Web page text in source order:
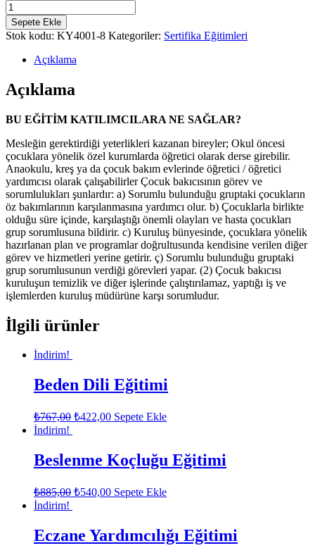
Sepete Ekle
Stok kodu: KY4001-8 Kategoriler: Sertifika Eğitimleri
Açıklama
Açıklama
BU EĞİTİM KATILIMCILARA NE SAĞLAR?
Mesleğin gerektirdiği yeterlikleri kazanan bireyler; Okul öncesi
çocuklara yönelik özel kurumlarda öğretici olarak derse girebilir.
Anaokulu, kreş ya da çocuk bakım evlerinde öğretici / öğretici
yardımcısı olarak çalışabilirler Çocuk bakıcısının görev ve
sorumlulukları şunlardır: a) Sorumlu bulunduğu gruptaki çocukların
öz bakımlarının karşılanmasına yardımcı olur. b) Çocuklarla birlikte
olduğu süre içinde, karşılaştığı önemli olayları ve hasta çocukları
grup sorumlusuna bildirir. c) Kuruluş bünyesinde, çocuklara yönelik
hazırlanan plan ve programlar doğrultusunda kendisine verilen diğer
görev ve hizmetleri yerine getirir. ç) Sorumlu bulunduğu gruptaki
grup sorumlusunun verdiği görevleri yapar. (2) Çocuk bakıcısı
kuruluşun temizlik ve diğer işlerinde çalıştırılamaz, yaptığı iş ve
işlemlerden kuruluş müdürüne karşı sorumludur.
İlgili ürünler
İndirim!
Beden Dili Eğitimi
₺767,00 ₺422,00 Sepete Ekle
İndirim!
Beslenme Koçluğu Eğitimi
₺885,00 ₺540,00 Sepete Ekle
İndirim!
Eczane Yardımcılığı Eğitimi